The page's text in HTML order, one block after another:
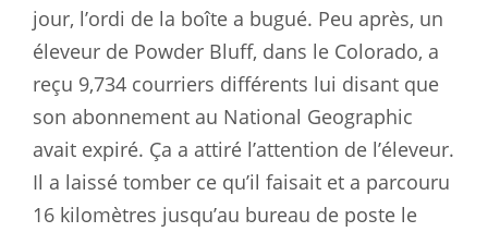
jour, l’ordi de la boîte a bugué. Peu après, un
éleveur de Powder Bluff, dans le Colorado, a
reçu 9,734 courriers différents lui disant que
son abonnement au National Geographic
avait expiré. Ça a attiré l’attention de l’éleveur.
Il a laissé tomber ce qu’il faisait et a parcouru
16 kilomètres jusqu’au bureau de poste le